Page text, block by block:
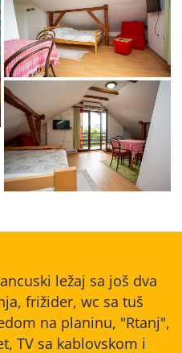
v
img-
v
ležaj sa još dva
frižider, wc sa tuš
na planinu, "Rtanj",
TV sa kablovskom i